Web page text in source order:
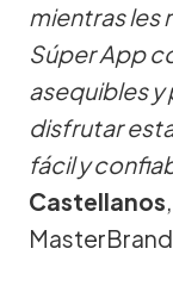
mientras les
Súper App
asequibles
disfrutar
fácil y
Castellanos